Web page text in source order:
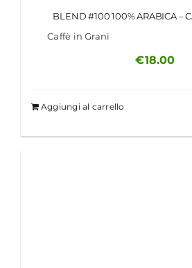
BLEND #100 100% ARABICA –
Caffè in Grani
€18.00
Aggiungi al carrello